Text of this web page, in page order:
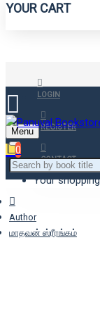
YOUR CART
LOGIN
REGISTER
CONTACT
Menu
0
Your
Author
மாதவன் ஸ்ரீரங்கம்